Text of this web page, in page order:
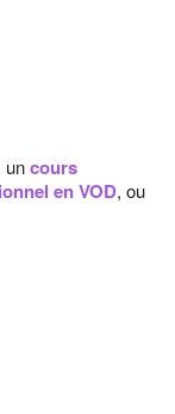
uncours
en VOD, ou